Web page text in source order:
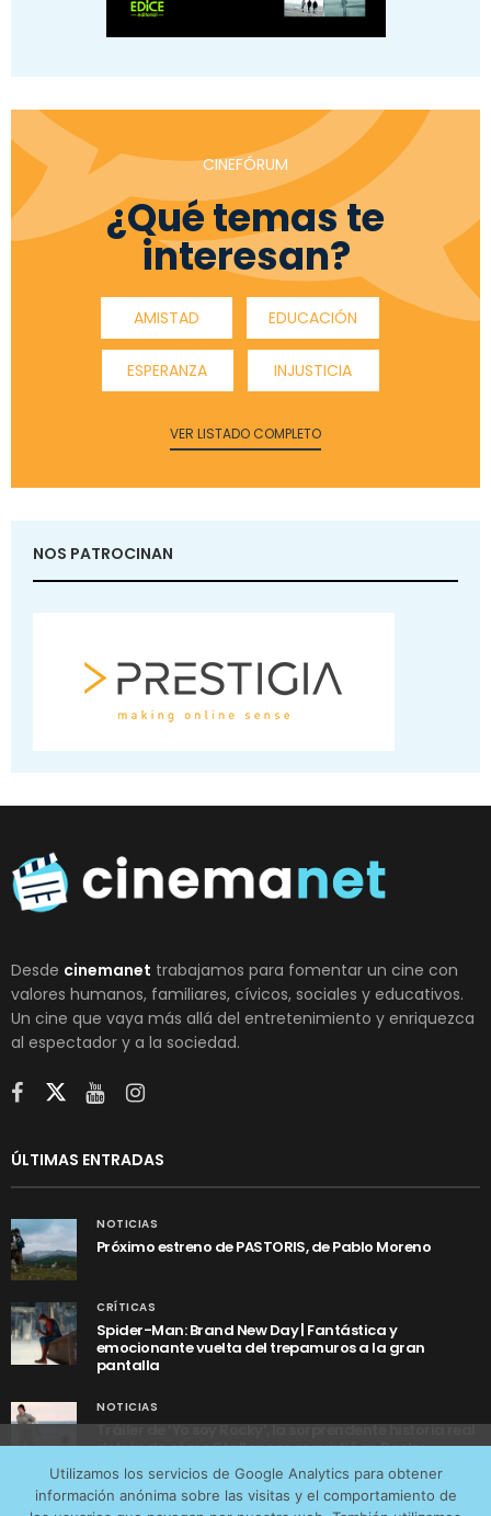
CINEFÓRUM
¿Qué temas te
interesan?
AMISTAD EDUCACIÓN
ESPERANZA INJUSTICIA
VER LISTADO COMPLETO
NOS PATROCINAN
Desde cinemanet trabajamos para fomentar un cine con
valores humanos, familiares, cívicos, sociales y educativos.
Un cine que vaya más allá del entretenimiento y enriquezca
al espectador y a la sociedad.
ÚLTIMAS ENTRADAS
NOTICIAS
Próximo estreno de PASTORIS, de Pablo Moreno
CRÍTICAS
Spider-Man: Brand New Day | Fantástica y
emocionante vuelta del trepamuros a la gran
pantalla
NOTICIAS
Tráiler de ‘Yo soy Rocky’, la sorprendente historia real
detrás de cómo Stallone se convirtió en Rocky
Utilizamos los servicios de Google Analytics para obtener
información anónima sobre las visitas y el comportamiento de
tráfico web que recibimos y conocer los servicios que
más os interesan. Puede cambiar las preferencias y